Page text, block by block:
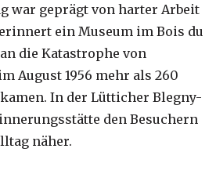
war geprägt von harter Arbeit
ein Museum im Bois du
die Katastrophe von
August 1956 mehr als 260
In der Lütticher Blegny-
den Besuchern
näher.